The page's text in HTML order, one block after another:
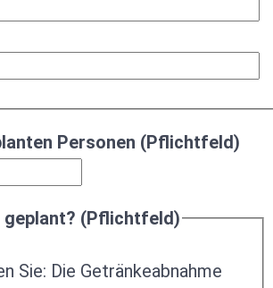
Personen (Pflichtfeld)
geplant? (Pflichtfeld)
Sie: Die Getränkeabnahme